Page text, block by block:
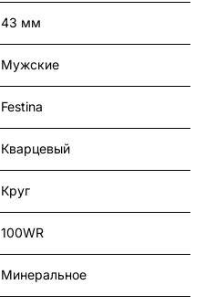
43 мм
Мужские
Festina
Кварцевый
Круг
100WR
Минеральное